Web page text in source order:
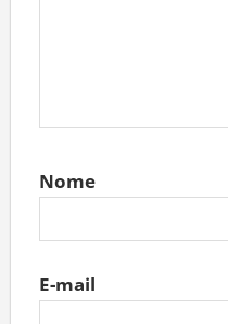
Nome
E-mail